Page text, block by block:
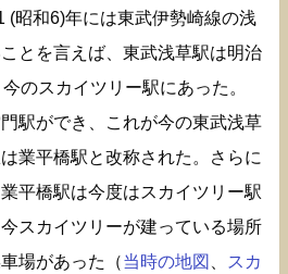
(昭和6)年には東武伊勢崎線の浅
とを言えば、東武浅草駅は明治
今のスカイツリー駅にあった。
駅ができ、これが今の東武浅草
業平橋駅と改称された。さらに
平橋駅は今度はスカイツリー駅
スカイツリーが建っている場所
場があった（当時の地図
スカ